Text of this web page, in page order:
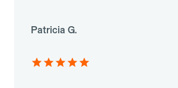
Patricia G.